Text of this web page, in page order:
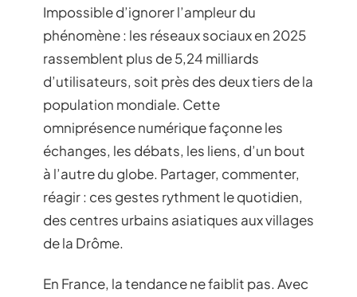
Impossible d’ignorer l’ampleur du
phénomène : les réseaux sociaux en 2025
rassemblent plus de 5,24 milliards
d’utilisateurs, soit près des deux tiers de la
population mondiale. Cette
omniprésence numérique façonne les
échanges, les débats, les liens, d’un bout
à l’autre du globe. Partager, commenter,
réagir : ces gestes rythment le quotidien,
des centres urbains asiatiques aux villages
de la Drôme.
En France, la tendance ne faiblit pas. Avec